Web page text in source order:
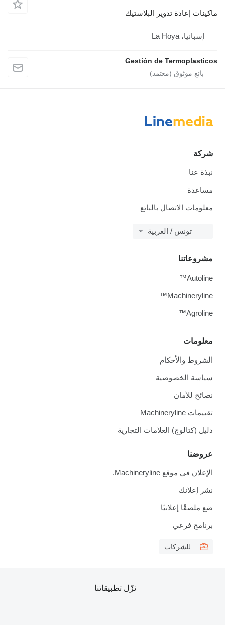
ماكينات إعادة تدوير البلاستيك
إسبانيا، La Hoya
Gestión de Termoplasticos
شركة
نبذة عنا
مساعدة
معلومات الاتصال بالبائع
تونس / العربية
معلومات
الشروط والأحكام
سياسة الخصوصية
نصائح للأمان
تقييمات Machineryline
دليل (كتالوج) العلامات التجارية
عروضنا
الإعلان في موقع Machineryline.
نشر إعلانك
ضع ملصقًا إعلانيًا
برنامج فرعي
للشركات
مشروعاتنا
Autoline™
Machineryline™
Agroline™
نزّل تطبيقاتنا